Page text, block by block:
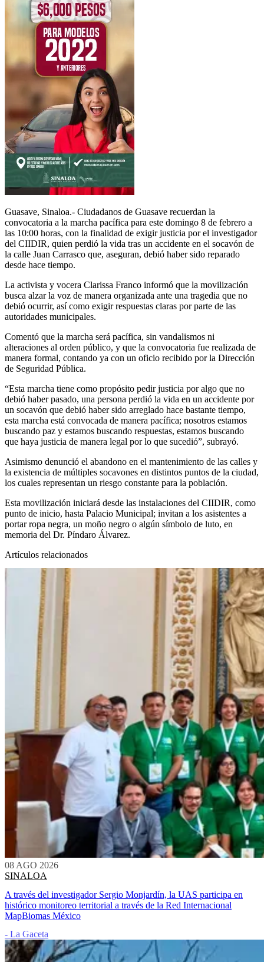
Guasave, Sinaloa.- Ciudadanos de Guasave recuerdan la
convocatoria a la marcha pacífica para este domingo 8 de febrero a
las 10:00 horas, con la finalidad de exigir justicia por el investigador
del CIIDIR, quien perdió la vida tras un accidente en el socavón de
la calle Juan Carrasco que, aseguran, debió haber sido reparado
desde hace tiempo.
La activista y vocera Clarissa Franco informó que la movilización
busca alzar la voz de manera organizada ante una tragedia que no
debió ocurrir, así como exigir respuestas claras por parte de las
autoridades municipales.
Comentó que la marcha será pacífica, sin vandalismos ni
alteraciones al orden público, y que la convocatoria fue realizada de
manera formal, contando ya con un oficio recibido por la Dirección
de Seguridad Pública.
“Esta marcha tiene como propósito pedir justicia por algo que no
debió haber pasado, una persona perdió la vida en un accidente por
un socavón que debió haber sido arreglado hace bastante tiempo,
esta marcha está convocada de manera pacífica; nosotros estamos
buscando paz y estamos buscando respuestas, estamos buscando
que haya justicia de manera legal por lo que sucedió”, subrayó.
Asimismo denunció el abandono en el mantenimiento de las calles y
la existencia de múltiples socavones en distintos puntos de la ciudad,
los cuales representan un riesgo constante para la población.
Esta movilización iniciará desde las instalaciones del CIIDIR, como
punto de inicio, hasta Palacio Municipal; invitan a los asistentes a
portar ropa negra, un moño negro o algún símbolo de luto, en
memoria del Dr. Píndaro Álvarez.
Artículos relacionados
08 AGO 2026
SINALOA
A través del investigador Sergio Monjardín, la UAS participa en
histórico monitoreo territorial a través de la Red Internacional
MapBiomas México
- La Gaceta